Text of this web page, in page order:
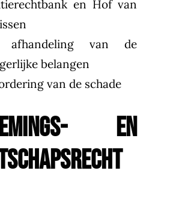
en Hof van
afhandeling van de
belangen
van de schade
EN